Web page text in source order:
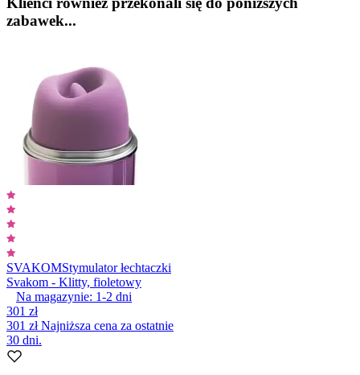
zabawek...
SVAKOMStymulator łechtaczki
Svakom - Klitty, fioletowy
Na magazynie: 1-2 dni
301 zł
301 złNajniższa cena za ostatnie
30 dni.